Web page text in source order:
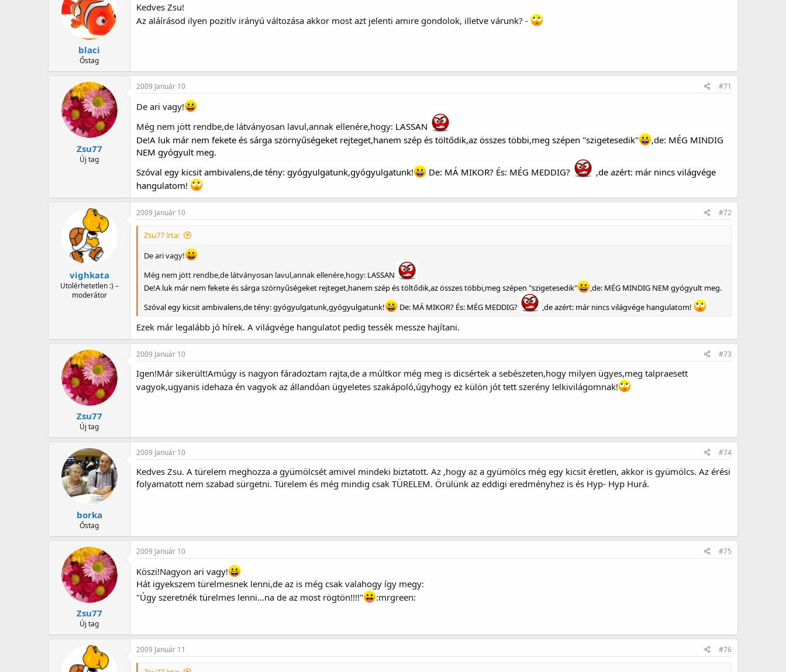
blaci
Őstag
Kedves Zsu!
Az aláírásod ilyen pozitív irányú változása akkor most azt jelenti amire gondolok, illetve várunk? -
Zsu77
Új tag
2009 Január 10 #71
De ari vagy!
Még nem jött rendbe,de látványosan lavul,annak ellenére,hogy: LASSAN
De!A luk már nem fekete és sárga szörnyűségeket rejteget,hanem szép és töltődik,az összes többi,meg szépen "szigetesedik"
,de: MÉG MINDIG
NEM gyógyult meg.
Szóval egy kicsit ambivalens,de tény: gyógyulgatunk,gyógyulgatunk!
De: MÁ MIKOR? És: MÉG MEDDIG?
,de azért: már nincs világvége
hangulatom!
vighkata
Utolérhetetlen :) –
moderátor
2009 Január 10 #72
Zsu77 írta:
De ari vagy!
Még nem jött rendbe,de látványosan lavul,annak ellenére,hogy: LASSAN
De!A luk már nem fekete és sárga szörnyűségeket rejteget,hanem szép és töltődik,az összes többi,meg szépen "szigetesedik"
,de: MÉG MINDIG NEM gyógyult meg.
Szóval egy kicsit ambivalens,de tény: gyógyulgatunk,gyógyulgatunk!
De: MÁ MIKOR? És: MÉG MEDDIG? ,de azért: már nincs világvége hangulatom!
Ezek már legalább jó hírek. A világvége hangulatot pedig tessék messze hajítani.
Zsu77
Új tag
2009 Január 10 #73
Igen!Már sikerült!Amúgy is nagyon fáradoztam rajta,de a múltkor még meg is dicsértek a sebészeten,hogy milyen ügyes,meg talpraesett
vagyok,ugyanis idehaza én vagyok az állandóan ügyeletes szakápoló,úgyhogy ez külön jót tett szerény lelkivilágomnak!
borka
Őstag
2009 Január 10 #74
Kedves Zsu. A türelem meghozza a gyümölcsét amivel mindeki biztatott. Az ,hogy az a gyümölcs még egy kicsit éretlen, akkor is gyümölcs. Az érési
folyamatott nem szabad sürgetni. Türelem és még mindig csak TÜRELEM. Örülünk az eddigi eredményhez is és Hyp- Hyp Hurá.
Zsu77
Új tag
2009 Január 10 #75
Köszi!Nagyon ari vagy!
Hát igyekszem türelmesnek lenni,de az is még csak valahogy így megy:
"Úgy szeretnék türelmes lenni...na de az most rögtön!!!!"
:mrgreen:
2009 Január 11 #76